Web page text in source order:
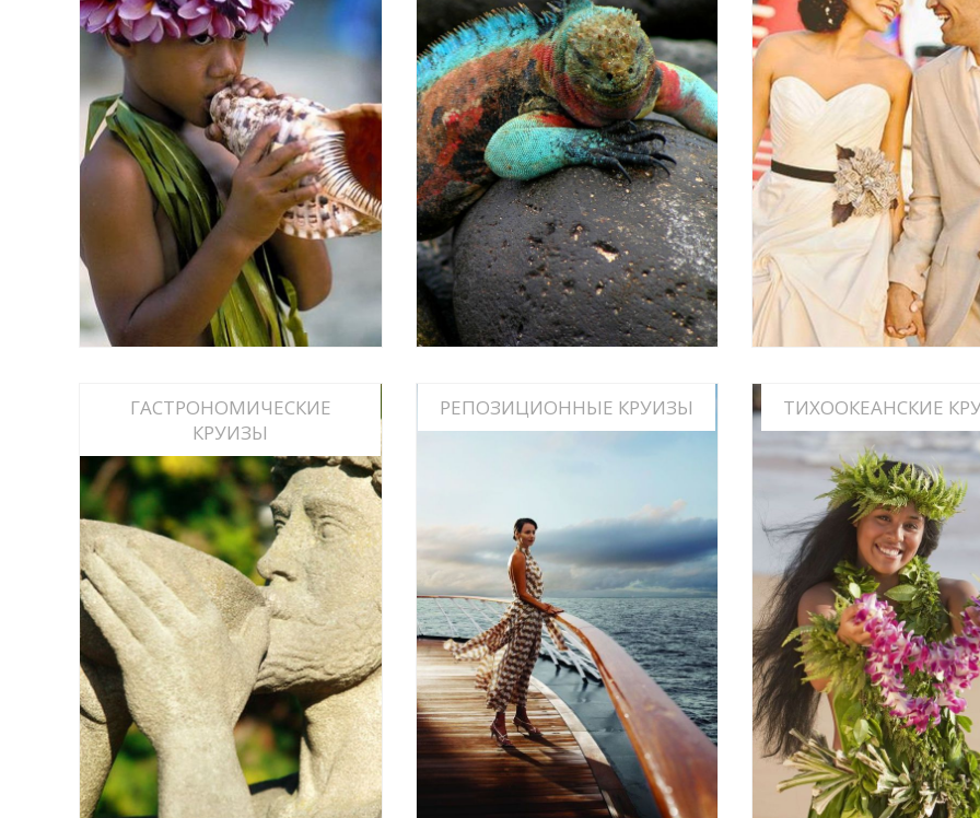
УНИКАЛЬНЫЕ И КРУГОСВЕТНЫЕ
КРУИЗЫ
ИНФО
ЭКСПЕДИЦИОННЫЕ КРУИЗЫ
ИНФО
СВАДЬБЫ,
ПУТЕШЕСТВИЯ,
КРУИЗАХ
ИНФО
ГАСТРОНОМИЧЕСКИЕ
КРУИЗЫ
ВИННЫЕ И ГАСТРОНОМИЧЕСКИЕ
КРУИЗЫ, КУЛИНАРНЫЕ ШКОЛЫ В
КРУИЗАХ
СМОТРЕТЬ
РЕПОЗИЦИОННЫЕ КРУИЗЫ
ИНФО
ТИХООКЕАНСКИЕ